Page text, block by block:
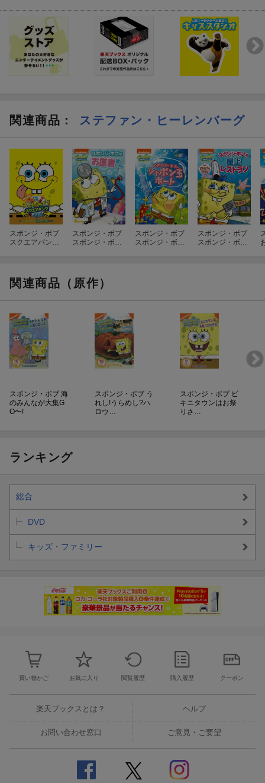
関連商品 ： ステファン・ヒーレンバーグ
スポンジ・ボブ
スクエアパンツ
スポンジ・ボブ
スポンジ・ボブ
スポンジ・ボブ
スポンジ・ボブ
スポンジ・ボブ
スポンジ・ボブ
関連商品（原作）
スポンジ・ボブ 海
のみんなが大集G
O〜!
スポンジ・ボブ う
れし!うらめし?ハ
ロウ…
スポンジ・ボブ ビ
キニタウンはお祭
りさ…
ランキング
総合
DVD
キッズ・ファミリー
買い物かご お気に入り 閲覧履歴 購入履歴 クーポン
楽天ブックスとは？ ヘルプ
お問い合わせ窓口 ご意見・ご要望